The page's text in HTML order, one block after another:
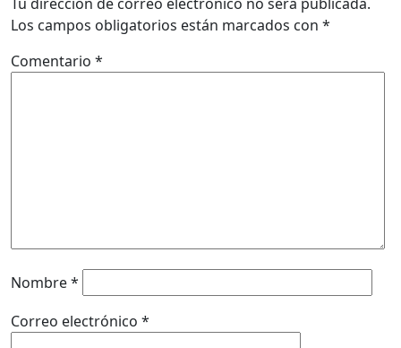
Los campos obligatorios están marcados con *
Comentario *
Nombre*
Correo electrónico *